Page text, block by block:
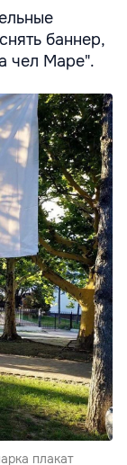
баннер,
чел Маре".
плакат